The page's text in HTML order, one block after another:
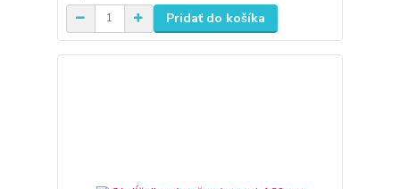
Pridať do košíka